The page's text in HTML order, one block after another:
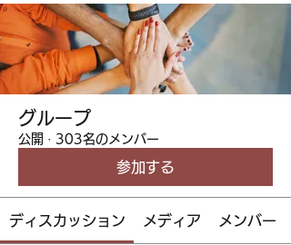
グループ
公開 · 303名のメンバー
参加する
ディスカッション メディア メンバー